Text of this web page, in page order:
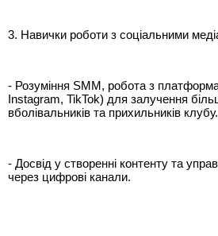
3. Навички роботи з соціальними
- Розуміння SMM, робота з
Instagram, TikTok) для залучення
вболівальників та прихильників клубу.
- Досвід у створенні контенту та
через цифрові канали.